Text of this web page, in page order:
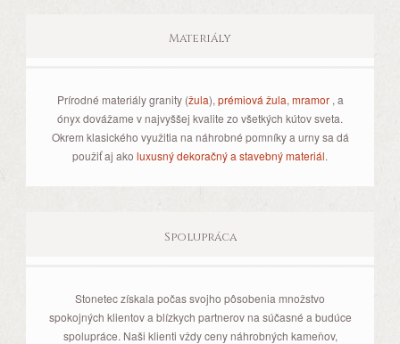
Materiály
Prírodné materiály granity (žula), prémiová žula, mramor, a
ónyx dovážame v najvyššej kvalite zo všetkých kútov sveta.
Okrem klasického využitia na náhrobné pomníky a urny sa dá
použiť aj ako luxusný dekoračný a stavebný materiál.
Spolupráca
Stonetec získala počas svojho pôsobenia množstvo
spokojných klientov a blízkych partnerov na súčasné a budúce
spolupráce. Naši klienti vždy ceny náhrobných kameňov,